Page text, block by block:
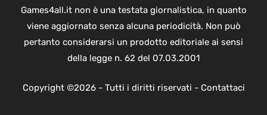
Games4all.it non è una testata giornalistica, in quanto
viene aggiornato senza alcuna periodicità. Non può
pertanto considerarsi un prodotto editoriale ai sensi
della legge n. 62 del 07.03.2001
Copyright ©2026 - Tutti i diritti riservati - Contattaci